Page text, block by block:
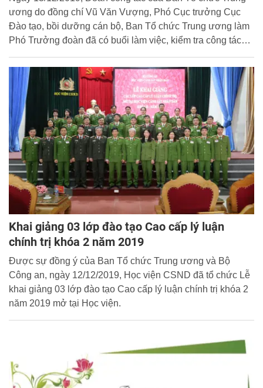
ương do đồng chí Vũ Văn Vượng, Phó Cục trưởng Cục
Đào tạo, bồi dưỡng cán bộ, Ban Tổ chức Trung ương làm
Phó Trưởng đoàn đã có buổi làm việc, kiểm tra công tác
Khai giảng 03 lớp đào tạo Cao cấp lý luận
chính trị khóa 2 năm 2019
Được sự đồng ý của Ban Tổ chức Trung ương và Bộ
Công an, ngày 12/12/2019, Học viện CSND đã tổ chức Lễ
khai giảng 03 lớp đào tạo Cao cấp lý luận chính trị khóa 2
năm 2019 mở tại Học viện.